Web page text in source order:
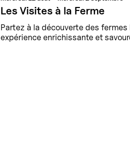
Les Visites à la Ferme
Partez à la découverte des
expérience enrichissante et